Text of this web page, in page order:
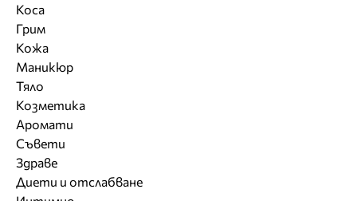
Коса
Грим
Кожа
Маникюр
Тяло
Козметика
Аромати
Съвети
Здраве
Диети и отслабване